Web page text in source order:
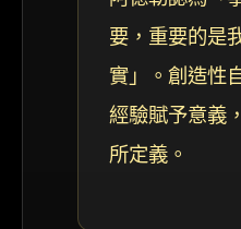
要，重要的是
實」。創造性
經驗賦予意義
所定義。